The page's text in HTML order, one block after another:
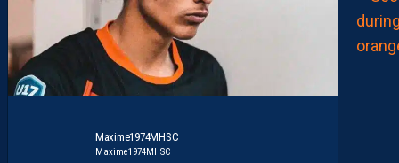
Maxime1974MHSC
Maxime1974MHSC